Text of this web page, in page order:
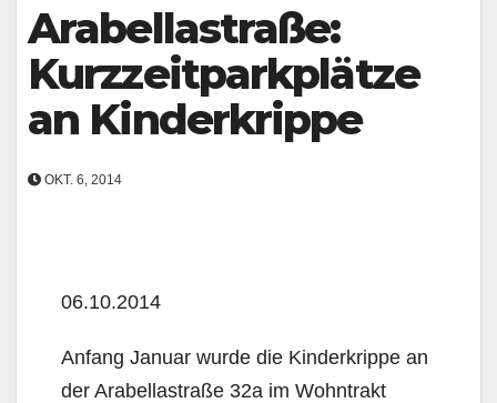
Arabellastraße:
Kurzzeitparkplätze
an Kinderkrippe
OKT. 6, 2014
06.10.2014
Anfang Januar wurde die Kinderkrippe an
der Arabellastraße 32a im Wohntrakt